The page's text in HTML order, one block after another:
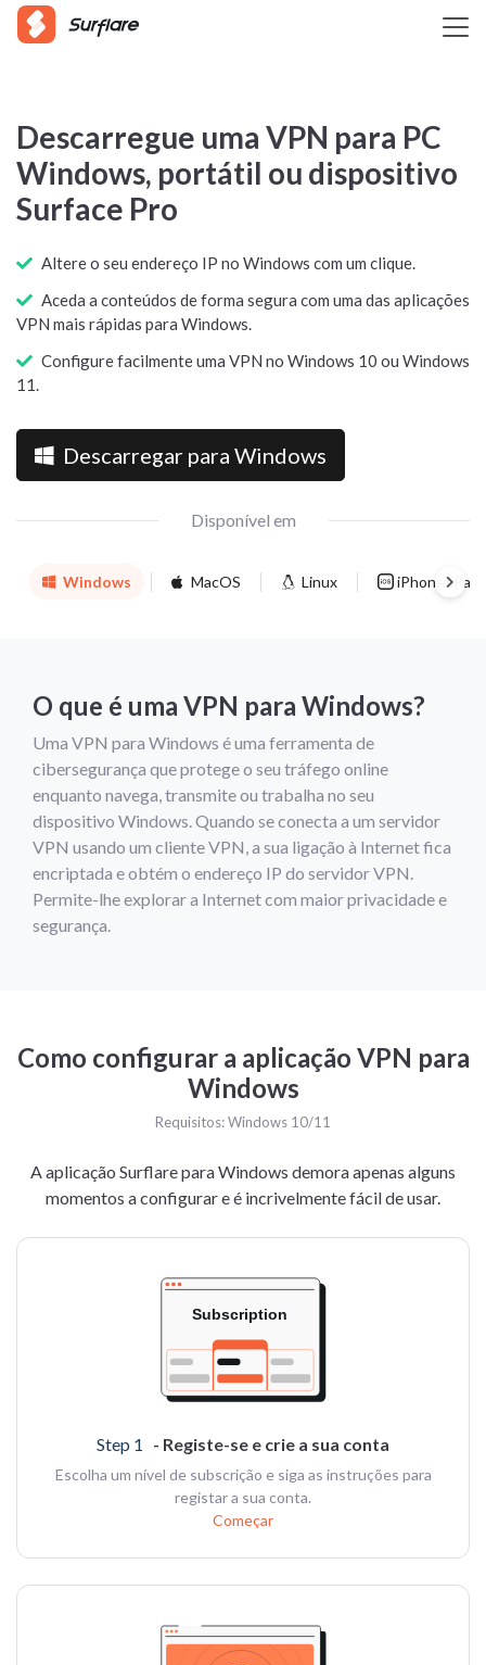
Descarregue uma VPN para PC
Windows, portátil ou dispositivo
Surface Pro
Altere o seu endereço IP no Windows com um clique.
Aceda a conteúdos de forma segura com uma das aplicações
VPN mais rápidas para Windows.
Configure facilmente uma VPN no Windows 10 ou Windows
11.
Descarregar para Windows
Disponível em
Windows MacOS Linux iPhone/iPad
O que é uma VPN para Windows?
Uma VPN para Windows é uma ferramenta de
cibersegurança que protege o seu tráfego online
enquanto navega, transmite ou trabalha no seu
dispositivo Windows. Quando se conecta a um servidor
VPN usando um cliente VPN, a sua ligação à Internet fica
encriptada e obtém o endereço IP do servidor VPN.
Permite-lhe explorar a Internet com maior privacidade e
segurança.
Como configurar a aplicação VPN para
Windows
Requisitos: Windows 10/11
A aplicação Surflare para Windows demora apenas alguns
momentos a configurar e é incrivelmente fácil de usar.
Step 1 - Registe-se e crie a sua conta
Escolha um nível de subscrição e siga as instruções para
registar a sua conta.
Começar